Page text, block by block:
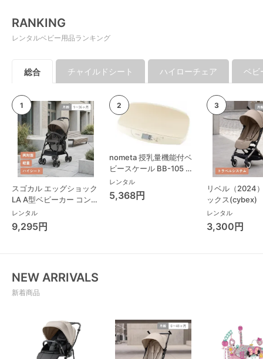
RANKING
レンタルベビー用品ランキング
総合 チャイルドシート ハイローチェア ベビ
スゴカル エッグショック
LA A型ベビーカー コンビ
(Combi)
レンタル
9,295円
nometa 授乳量機能付ベ
ビースケール BB-105 タ
ニタ(TANITA) ベビースケ
ール・体重計
レンタル
5,368円
リベル（2024
ックス(cybex)
レンタル
3,300円
NEW ARRIVALS
新着商品